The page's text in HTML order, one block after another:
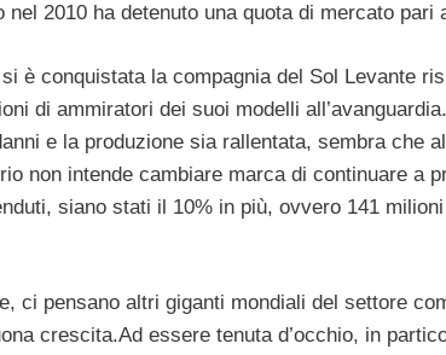
2010 ha detenuto una quota di mercato pari
è conquistata la compagnia del Sol Levante
di ammiratori dei suoi modelli
e la produzione sia rallentata, sembra che
non intende cambiare marca di continuare a
siano stati il 10% in più, ovvero 141
ci pensano altri giganti mondiali del settore
crescita.Ad essere tenuta d’occhio, in